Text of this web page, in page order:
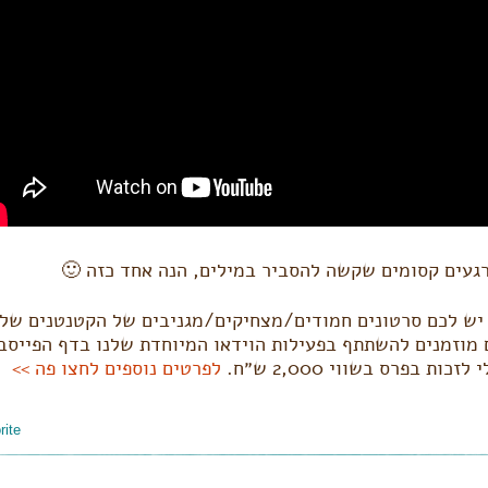
קסומים שקשה להסביר במילים, הנה אחד כזה 🙂
לכם סרטונים חמודים/מצחיקים/מגניבים של הקטנטנים
מוזמנים להשתתף בפעילות הוידאו המיוחדת שלנו בדף
לזכות בפרס בשווי 2,000 ש״ח.
לפרטים נוספים לחצו פה >>